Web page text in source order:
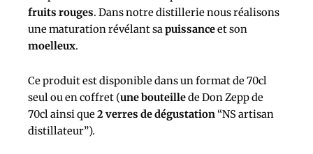
fruits rouges. Dans notre distillerie nous réalisons
une maturation révélant sapuissanceet son
moelleux.
Ce produit est disponible dans un format de 70cl
seul ou encoffret (une bouteillede Don Zepp de
70cl ainsi que2 verres de dégustation“NS artisan
distillateur”).